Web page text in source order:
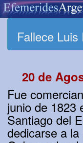
Fallece Luis
20 de
Fue
junio de 1823
Santiago del
dedicarse a